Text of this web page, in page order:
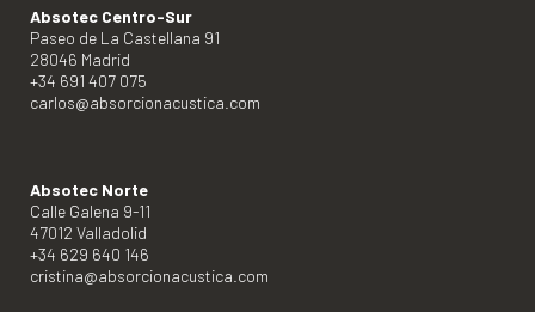
Absotec Centro-Sur
Paseo de La Castellana 91
28046 Madrid
+34 691 407 075
carlos@absorcionacustica.com
Absotec Norte
Calle Galena 9-11
47012 Valladolid
+34 629 640 146
cristina@absorcionacustica.com